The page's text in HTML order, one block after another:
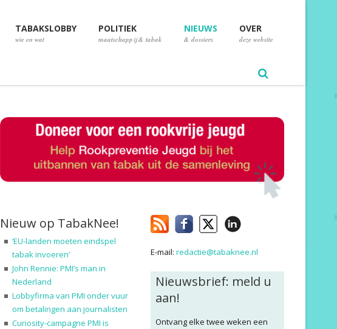
TABAKSLOBBY
wie en wat
POLITIEK
maatschappij & tabak
NIEUWS
& dossiers
OVER
deze website
Nieuw op TabakNee!
‘EU-landen moeten eindspel
tabak invoeren’
John Rennie: PMI’s man in
Nederland
Lobbyfirma van PMI onder vuur
om betalingen aan journalisten
Curiosity-campagne PMI is
E-mail:redactie@tabaknee.nl
Nieuwsbrief: meld u
aan!
Ontvang elke twee weken een